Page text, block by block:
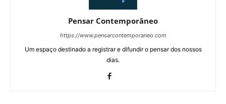
Pensar Contemporâneo
https://www.pensarcontemporaneo.com
Um espaço destinado a registrar e difundir o pensar dos nossos
dias.